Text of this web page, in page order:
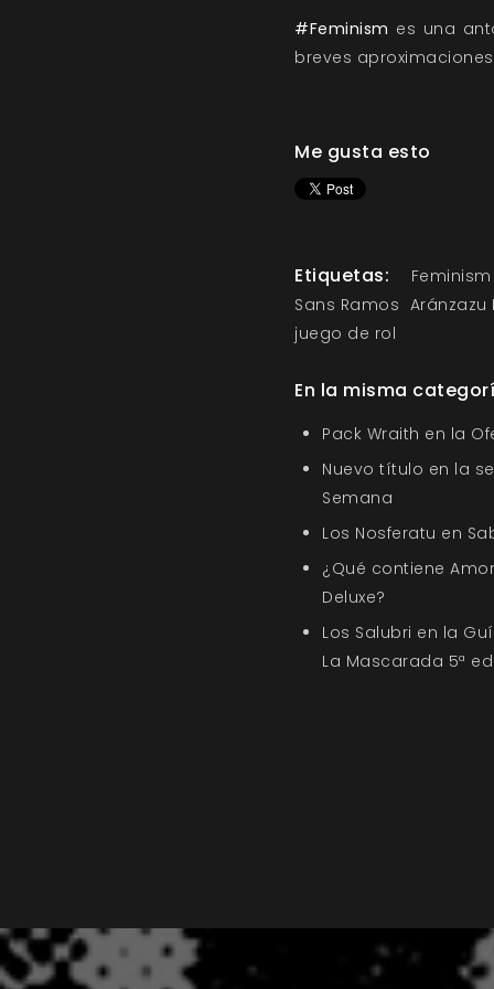
#Feminism es una
breves
Me gusta esto
Etiquetas:
Sans Ramos Aránzazu
juego de rol
En la misma
Pack Wraith en la
Nuevo título en la
Semana
Los Nosferatu en
¿Qué contiene
Deluxe?
Los Salubri en la
La Mascarada 5ª